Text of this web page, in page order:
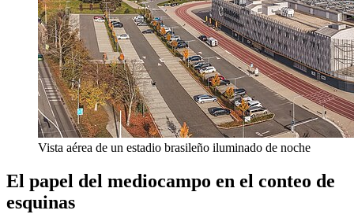
Vista aérea de un estadio brasileño iluminado de noche
El papel del mediocampo en el conteo de
esquinas